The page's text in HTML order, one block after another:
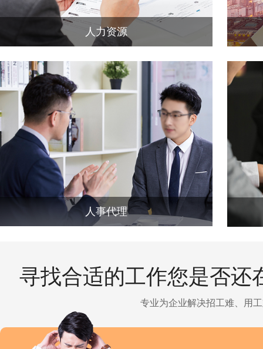
人力资源
人事代理
寻找合适的工作您是否还
专业为企业解决招工难、用